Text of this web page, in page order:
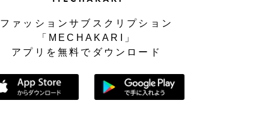
ファッションサブスクリプション
「MECHAKARI」
アプリを無料でダウンロード
App Storeからダウンロード